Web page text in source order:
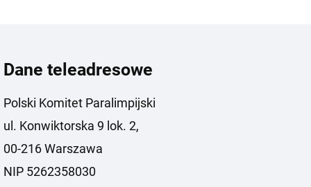
Dane teleadresowe
Polski Komitet Paralimpijski
ul. Konwiktorska 9 lok. 2,
00-216 Warszawa
NIP 5262358030